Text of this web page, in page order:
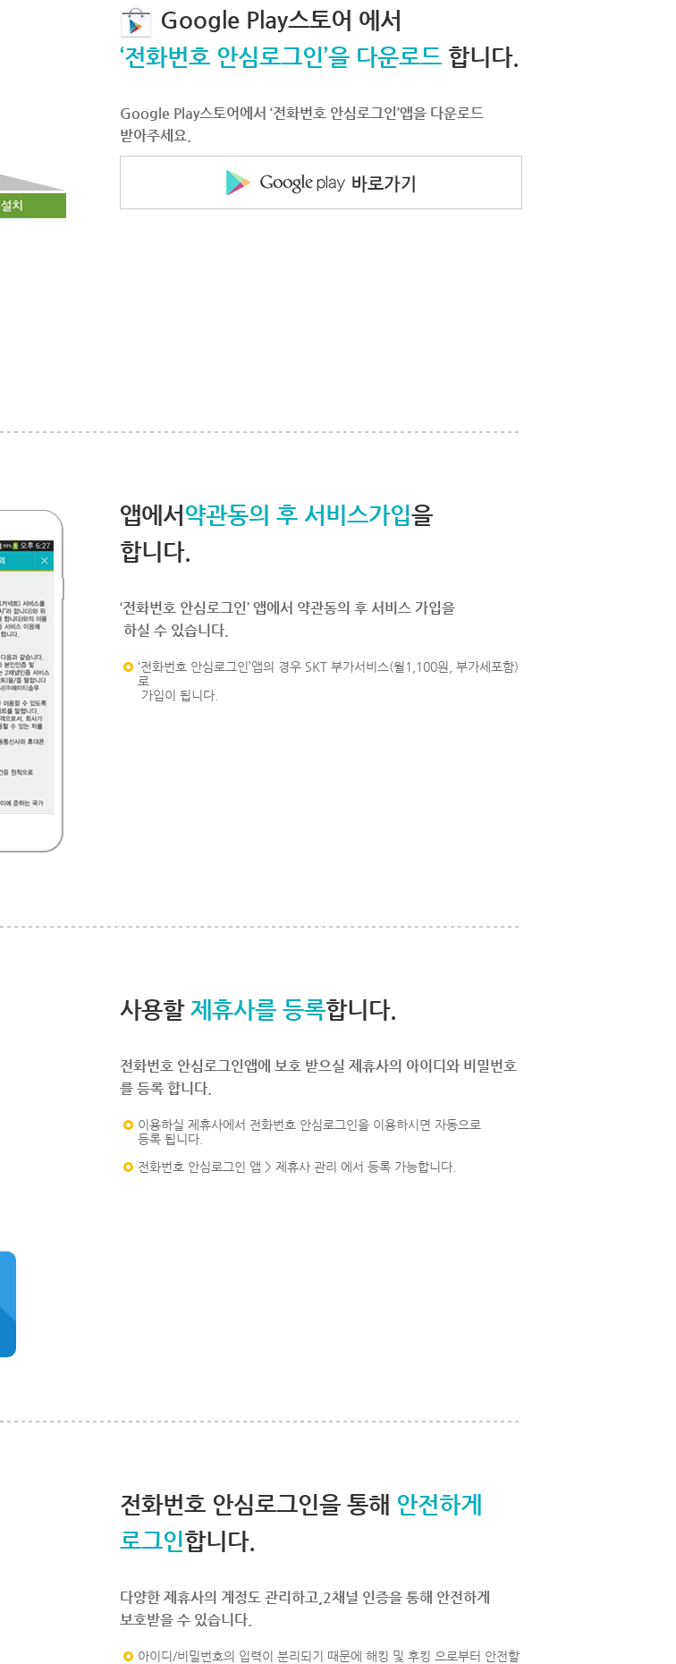
Google Play스토어 에서
‘전화번호 안심로그인’을 다운로드 합니다.
Google Play스토어에서 ‘전화번호 안심로그인’앱을 다운로드
받아주세요.
앱에서 약관동의 후 서비스가입을
합니다.
‘전화번호 안심로그인’ 앱에서 약관동의 후 서비스 가입을
하실 수 있습니다.
‘전화번호 안심로그인’앱의 경우 SKT 부가서비스(월1,100원, 부가세포함)
로
가입이 됩니다.
사용할 제휴사를 등록합니다.
전화번호 안심로그인앱에 보호 받으실 제휴사의 아이디와 비밀번호
를 등록 합니다.
이용하실 제휴사에서 전화번호 안심로그인을 이용하시면 자동으로
등록 됩니다.
전화번호 안심로그인 앱 > 제휴사 관리 에서 등록 가능합니다.
전화번호 안심로그인을 통해 안전하게
로그인합니다.
다양한 제휴사의 계정도 관리하고,2채널 인증을 통해 안전하게
보호받을 수 있습니다.
아이디/비밀번호의 입력이 분리되기 때문에 해킹 및 후킹 으로부터 안전할